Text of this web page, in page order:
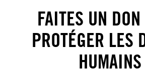
FAITES UN
PROTÉGER LES
HUMAINS